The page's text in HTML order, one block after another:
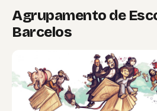
Agrupamento de
Barcelos